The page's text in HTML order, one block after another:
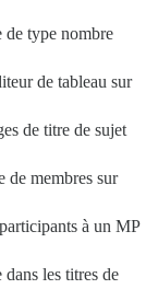
de type nombre
de tableau sur
de titre de sujet
de membres sur
à un MP
les titres de